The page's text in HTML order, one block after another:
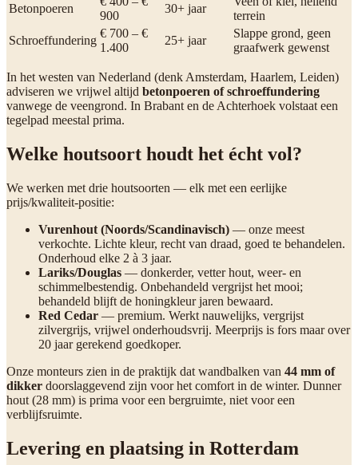
Betonpoeren
900
30+ jaar
terrein
Schroeffundering
€ 700 – €
1.400
25+ jaar
Slappe grond, geen
graafwerk gewenst
In het westen van Nederland (denk Amsterdam, Haarlem, Leiden)
adviseren we vrijwel altijd betonpoeren of schroeffundering
vanwege de veengrond. In Brabant en de Achterhoek volstaat een
tegelpad meestal prima.
Welke houtsoort houdt het écht vol?
We werken met drie houtsoorten — elk met een eerlijke
prijs/kwaliteit-positie:
Vurenhout (Noords/Scandinavisch) — onze meest
verkochte. Lichte kleur, recht van draad, goed te behandelen.
Onderhoud elke 2 à 3 jaar.
Lariks/Douglas — donkerder, vetter hout, weer- en
schimmelbestendig. Onbehandeld vergrijst het mooi;
behandeld blijft de honingkleur jaren bewaard.
Red Cedar — premium. Werkt nauwelijks, vergrijst
zilvergrijs, vrijwel onderhoudsvrij. Meerprijs is fors maar over
20 jaar gerekend goedkoper.
Onze monteurs zien in de praktijk dat wandbalken van 44 mm of
dikker doorslaggevend zijn voor het comfort in de winter. Dunner
hout (28 mm) is prima voor een bergruimte, niet voor een
verblijfsruimte.
Levering en plaatsing in Rotterdam